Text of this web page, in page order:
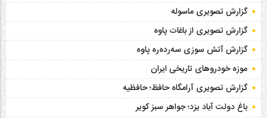
گزارش تصویری ماسوله
گزارش تصویری از باغات پاوه
گزارش آتش سوزی سەردەرە پاوه
موزه خودروهای تاریخی ایران
گزارش تصویری آرامگاه حافظ؛ حافظیه‎
باغ دولت آباد یزد؛ جواهر سبز کویر